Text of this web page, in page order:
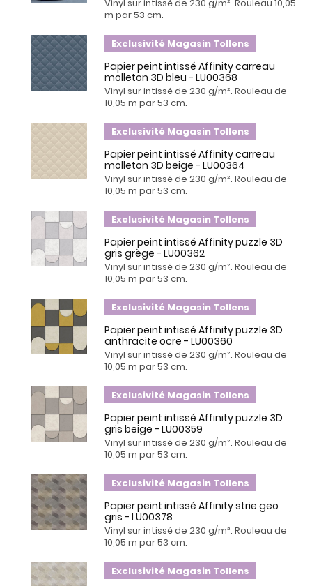
Vinyl sur intissé de 230 g/m². Rouleau 10,05
m par 53 cm.
Exclusivité Magasin Tollens
Papier peint intissé Affinity carreau
molleton 3D bleu - LU00368
Vinyl sur intissé de 230 g/m². Rouleau de
10,05 m par 53 cm.
Exclusivité Magasin Tollens
Papier peint intissé Affinity carreau
molleton 3D beige - LU00364
Vinyl sur intissé de 230 g/m². Rouleau de
10,05 m par 53 cm.
Exclusivité Magasin Tollens
Papier peint intissé Affinity puzzle 3D
gris grège - LU00362
Vinyl sur intissé de 230 g/m². Rouleau de
10,05 m par 53 cm.
Exclusivité Magasin Tollens
Papier peint intissé Affinity puzzle 3D
anthracite ocre - LU00360
Vinyl sur intissé de 230 g/m². Rouleau de
10,05 m par 53 cm.
Exclusivité Magasin Tollens
Papier peint intissé Affinity puzzle 3D
gris beige - LU00359
Vinyl sur intissé de 230 g/m². Rouleau de
10,05 m par 53 cm.
Exclusivité Magasin Tollens
Papier peint intissé Affinity strie geo
gris - LU00378
Vinyl sur intissé de 230 g/m². Rouleau de
10,05 m par 53 cm.
Exclusivité Magasin Tollens